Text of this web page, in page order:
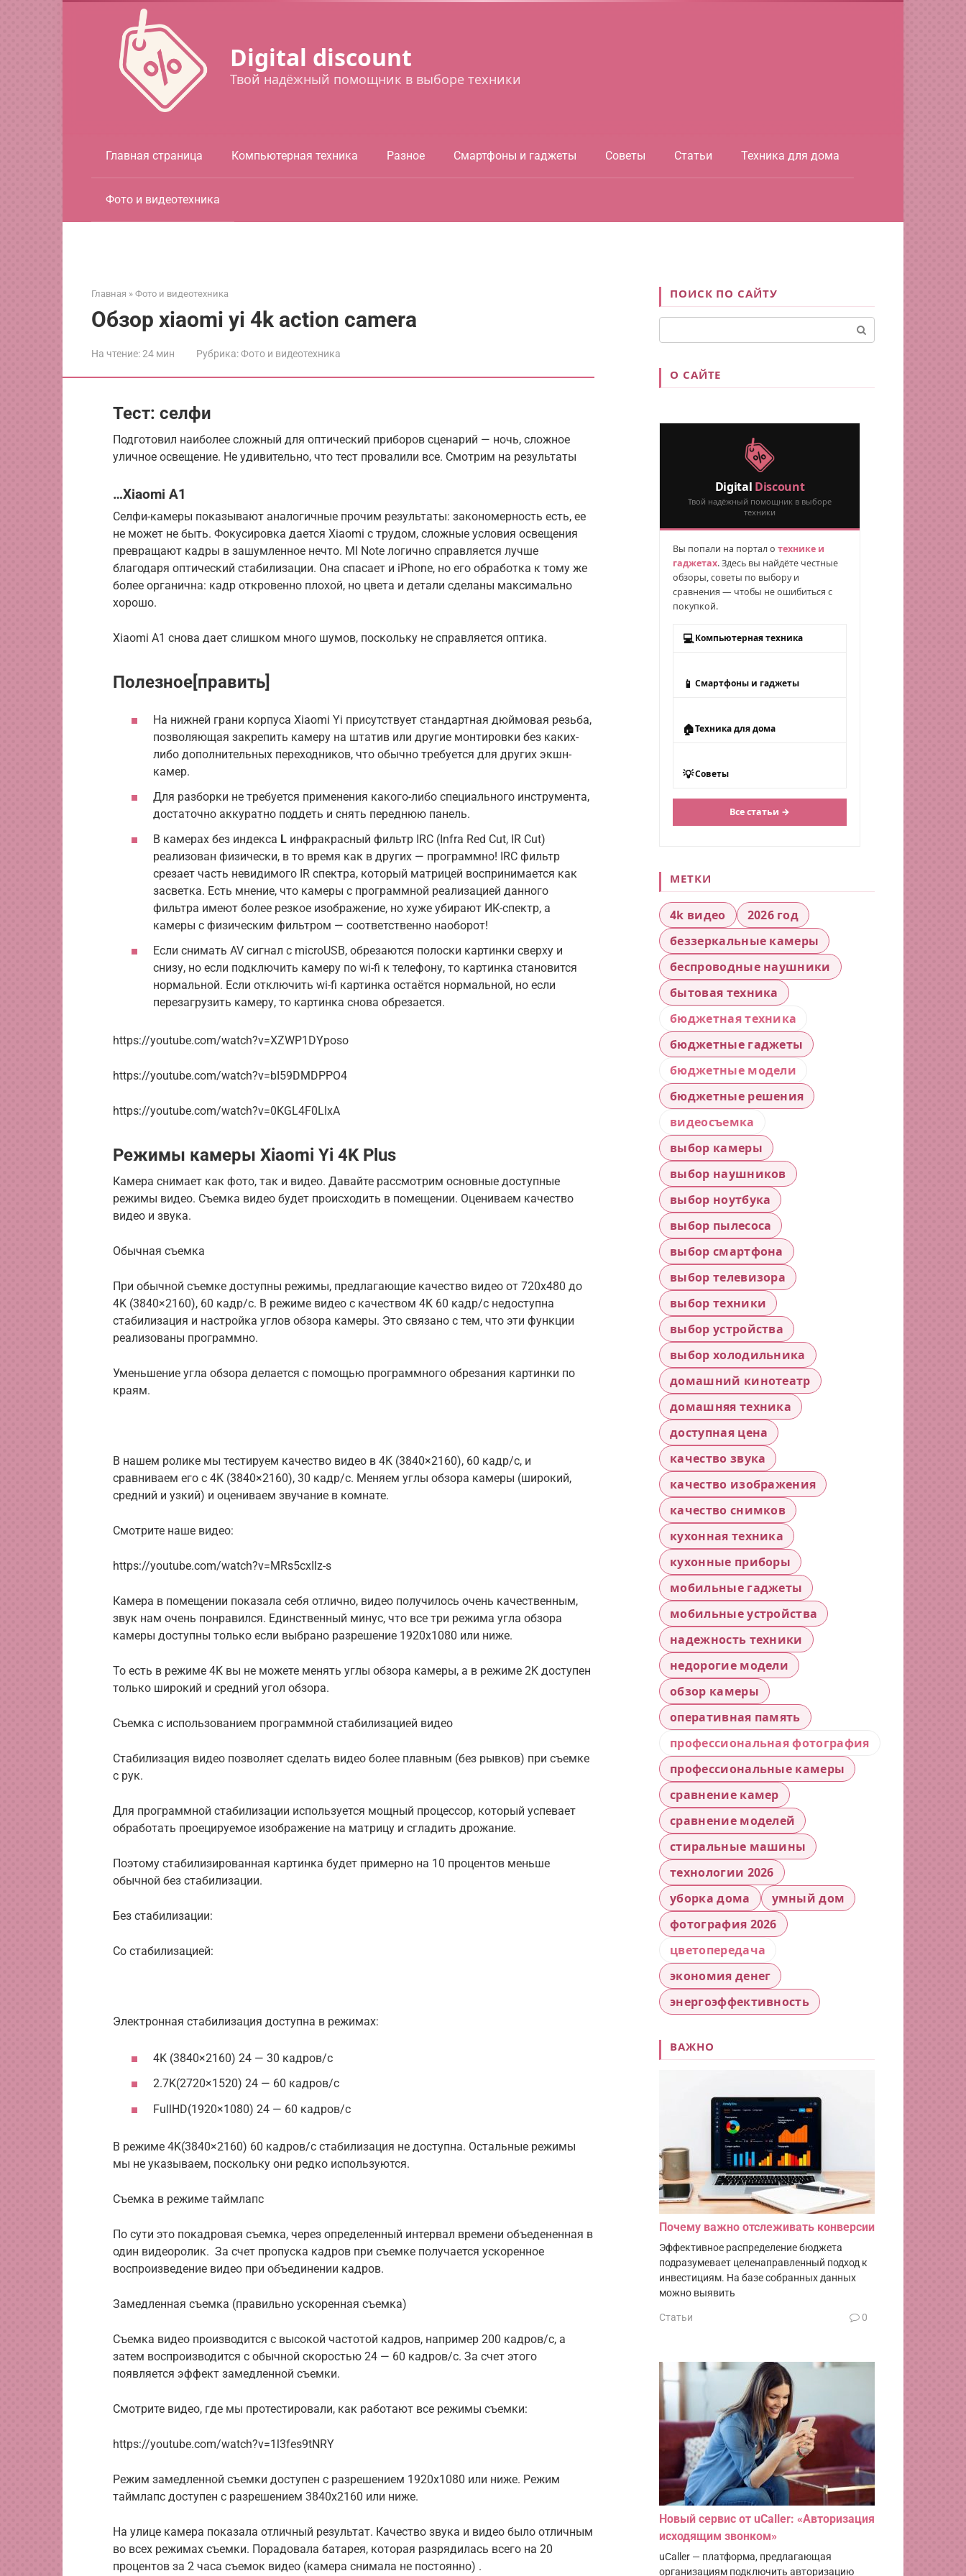
Digital discount
Твой надёжный помощник в выборе техники
Главная страница Компьютерная техника Разное Смартфоны и гаджеты Советы Статьи Техника для дома
Фото и видеотехника
Главная » Фото и видеотехника
Обзор xiaomi yi 4k action camera
На чтение:24 мин Рубрика:Фото и видеотехника
Тест: селфи
Подготовил наиболее сложный для оптический приборов сценарий — ночь, сложное
уличное освещение. Не удивительно, что тест провалили все. Смотрим на результаты
…Xiaomi A1
Селфи-камеры показывают аналогичные прочим результаты: закономерность есть, ее
не может не быть. Фокусировка дается Xiaomi с трудом, сложные условия освещения
превращают кадры в зашумленное нечто. MI Note логично справляется лучше
благодаря оптический стабилизации. Она спасает и iPhone, но его обработка к тому же
более органична: кадр откровенно плохой, но цвета и детали сделаны максимально
хорошо.
Xiaomi A1 снова дает слишком много шумов, поскольку не справляется оптика.
Полезное[править]
На нижней грани корпуса Xiaomi Yi присутствует стандартная дюймовая резьба,
позволяющая закрепить камеру на штатив или другие монтировки без каких-
либо дополнительных переходников, что обычно требуется для других экшн-
камер.
Для разборки не требуется применения какого-либо специального инструмента,
достаточно аккуратно поддеть и снять переднюю панель.
В камерах без индекса L инфракрасный фильтр IRC (Infra Red Cut, IR Cut)
реализован физически, в то время как в других — программно! IRC фильтр
срезает часть невидимого IR спектра, который матрицей воспринимается как
засветка. Есть мнение, что камеры с программной реализацией данного
фильтра имеют более резкое изображение, но хуже убирают ИК-спектр, а
камеры с физическим фильтром — соответственно наоборот!
Если снимать AV сигнал с microUSB, обрезаются полоски картинки сверху и
снизу, но если подключить камеру по wi-fi к телефону, то картинка становится
нормальной. Если отключить wi-fi картинка остаётся нормальной, но если
перезагрузить камеру, то картинка снова обрезается.
https://youtube.com/watch?v=XZWP1DYposo
https://youtube.com/watch?v=bI59DMDPPO4
https://youtube.com/watch?v=0KGL4F0LlxA
Режимы камеры Xiaomi Yi 4K Plus
Камера снимает как фото, так и видео. Давайте рассмотрим основные доступные
режимы видео. Съемка видео будет происходить в помещении. Оцениваем качество
видео и звука.
Обычная съемка
При обычной съемке доступны режимы, предлагающие качество видео от 720х480 до
4K (3840×2160), 60 кадр/с. В режиме видео с качеством 4K 60 кадр/с недоступна
стабилизация и настройка углов обзора камеры. Это связано с тем, что эти функции
реализованы программно.
Уменьшение угла обзора делается с помощью программного обрезания картинки по
краям.
В нашем ролике мы тестируем качество видео в 4K (3840×2160), 60 кадр/с, и
сравниваем его с 4K (3840×2160), 30 кадр/с. Меняем углы обзора камеры (широкий,
средний и узкий) и оцениваем звучание в комнате.
Смотрите наше видео:
https://youtube.com/watch?v=MRs5cxIlz-s
Камера в помещении показала себя отлично, видео получилось очень качественным,
звук нам очень понравился. Единственный минус, что все три режима угла обзора
камеры доступны только если выбрано разрешение 1920х1080 или ниже.
То есть в режиме 4K вы не можете менять углы обзора камеры, а в режиме 2K доступен
только широкий и средний угол обзора.
Съемка с использованием программной стабилизацией видео
Стабилизация видео позволяет сделать видео более плавным (без рывков) при съемке
с рук.
Для программной стабилизации используется мощный процессор, который успевает
обработать проецируемое изображение на матрицу и сгладить дрожание.
Поэтому стабилизированная картинка будет примерно на 10 процентов меньше
обычной без стабилизации.
Без стабилизации:
Со стабилизацией:
Электронная стабилизация доступна в режимах:
4K (3840×2160) 24 — 30 кадров/c
2.7K(2720×1520) 24 — 60 кадров/c
FullHD(1920×1080) 24 — 60 кадров/c
В режиме 4K(3840×2160) 60 кадров/c стабилизация не доступна. Остальные режимы
мы не указываем, поскольку они редко используются.
Съемка в режиме таймлапс
По сути это покадровая съемка, через определенный интервал времени объедененная в
один видеоролик. За счет пропуска кадров при съемке получается ускоренное
воспроизведение видео при объединении кадров.
Замедленная съемка (правильно ускоренная съемка)
Съемка видео производится с высокой частотой кадров, например 200 кадров/c, а
затем воспроизводится с обычной скоростью 24 — 60 кадров/с. За счет этого
появляется эффект замедленной съемки.
Смотрите видео, где мы протестировали, как работают все режимы съемки:
https://youtube.com/watch?v=1l3fes9tNRY
Режим замедленной съемки доступен с разрешением 1920х1080 или ниже. Режим
таймлапс доступен с разрешением 3840х2160 или ниже.
На улице камера показала отличный результат. Качество звука и видео было отличным
во всех режимах съемки. Порадовала батарея, которая разрядилась всего на 20
процентов за 2 часа съемок видео (камера снимала не постоянно) .
ПОИСК ПО САЙТУ
О САЙТЕ
Digital Discount
Твой надёжный помощник в выборе
техники
Вы попали на портал о технике и
гаджетах. Здесь вы найдёте честные
обзоры, советы по выбору и
сравнения — чтобы не ошибиться с
покупкой.
💻 Компьютерная техника
📱 Смартфоны и гаджеты
🏠Техника для дома
💡Советы
Все статьи →
МЕТКИ
4k видео
2026 год
беззеркальные камеры
беспроводные наушники
бытовая техника
бюджетная техника
бюджетные гаджеты
бюджетные модели
бюджетные решения
видеосъемка
выбор камеры
выбор наушников
выбор ноутбука
выбор пылесоса
выбор смартфона
выбор телевизора
выбор техники
выбор устройства
выбор холодильника
домашний кинотеатр
домашняя техника
доступная цена
качество звука
качество изображения
качество снимков
кухонная техника
кухонные приборы
мобильные гаджеты
мобильные устройства
надежность техники
недорогие модели
обзор камеры
оперативная память
профессиональная фотография
профессиональные камеры
сравнение камер
сравнение моделей
стиральные машины
технологии 2026
уборка дома
умный дом
фотография 2026
цветопередача
экономия денег
энергоэффективность
ВАЖНО
Почему важно отслеживать конверсии
Эффективное распределение бюджета
подразумевает целенаправленный подход к
инвестициям. На базе собранных данных
можно выявить
Статьи 0
Новый сервис от uCaller: «Авторизация
исходящим звонком»
uCaller — платформа, предлагающая
организациям подключить авторизацию